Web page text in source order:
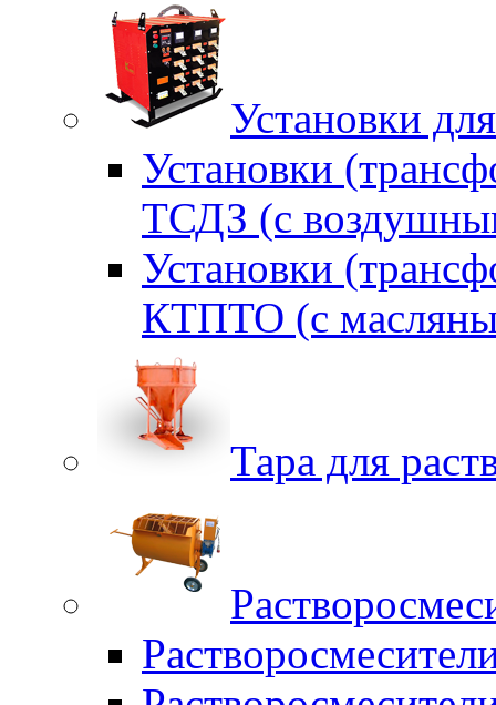
Установки
Установки
ТСДЗ (c
Установки
КТПТО (c
Тара для